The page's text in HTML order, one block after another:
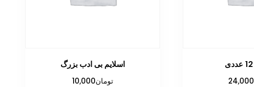
24,000
اسلایم بی ادب بزرگ
تومان10,000